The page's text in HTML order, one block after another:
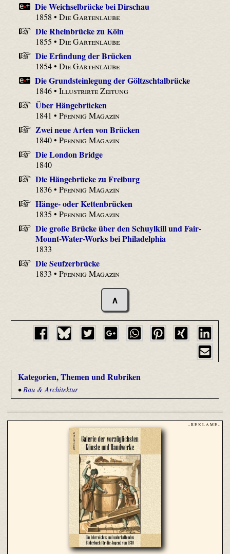
Die Weichselbrücke bei Dirschau
1858 •Die Gartenlaube
Die Rheinbrücke zu Köln
1855 •Die Gartenlaube
Die Erfindung der Brücken
1854 •Die Gartenlaube
Die Grundsteinlegung der Göltzschtalbrücke
1846 •Illustrirte Zeitung
Über Hängebrücken
1841 •Pfennig Magazin
Zwei neue Arten von Brücken
1840 •Pfennig Magazin
Die London Bridge
1840
Die Hängebrücke zu Freiburg
1836 •Pfennig Magazin
Hänge- oder Kettenbrücken
1835 •Pfennig Magazin
Die große Brücke über den Schuylkill und Fair-
Mount-Water-Works bei Philadelphia
1833
Die Seufzerbrücke
1833 •Pfennig Magazin
∧
Kategorien, Themen und Rubriken
• Bau & Architektur
- R E K L A M E -